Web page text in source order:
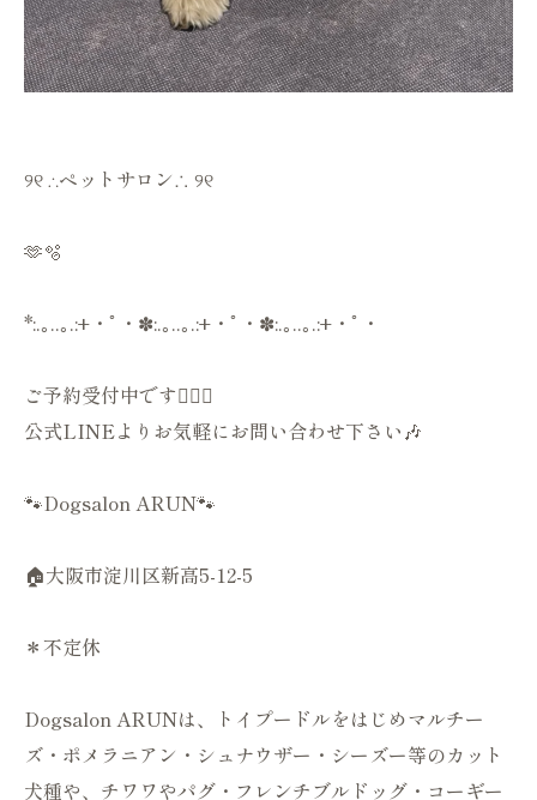
୨୧ ∴ペットサロン∴ ୨୧
🫶🫧
*:.｡..｡.:+・ﾟ・✽:.｡..｡.:+・ﾟ・✽:.｡..｡.:+・ﾟ・
ご予約受付中です💁🏻‍♀️
公式LINEよりお気軽にお問い合わせ下さい🎶
🐾Dogsalon ARUN🐾
🏠大阪市淀川区新高5-12-5
＊不定休
Dogsalon ARUNは、トイプードルをはじめマルチー
ズ・ポメラニアン・シュナウザー・シーズー等のカット
犬種や、チワワやパグ・フレンチブルドッグ・コーギー